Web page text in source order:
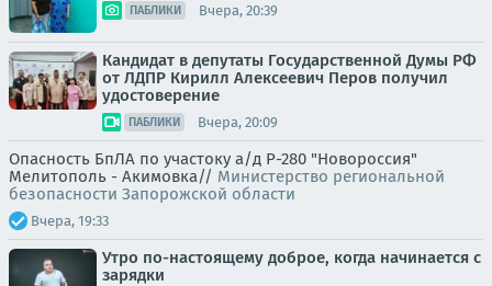
ПАБЛИКИ Вчера, 20:39
Кандидат в депутаты Государственной Думы РФ
от ЛДПР Кирилл Алексеевич Перов получил
удостоверение
ПАБЛИКИ Вчера, 20:09
Опасность БпЛА по участоку а/д Р-280 "Новороссия"
Мелитополь - Акимовка// Министерство региональной
безопасности Запорожской области
Вчера, 19:33
Утро по-настоящему доброе, когда начинается с
зарядки